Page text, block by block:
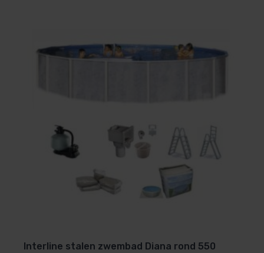
Interline stalen zwembad Diana rond 550